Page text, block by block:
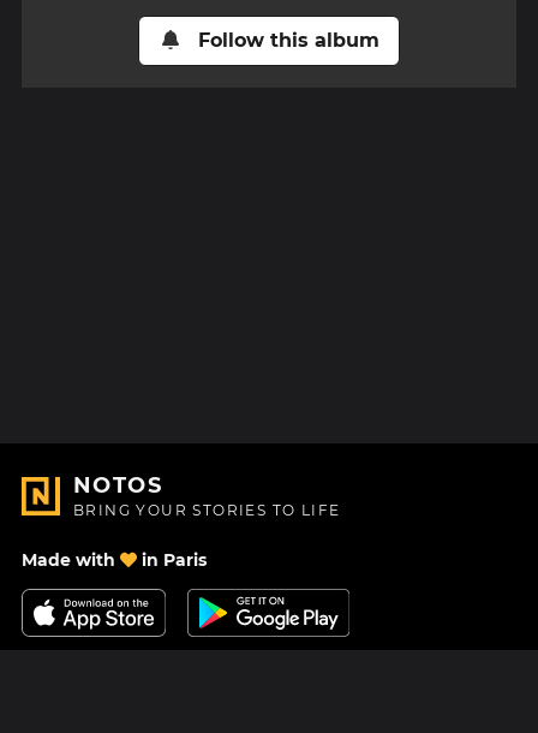
Follow this album
NOTOS
BRING YOUR STORIES TO LIFE
Made with in Paris